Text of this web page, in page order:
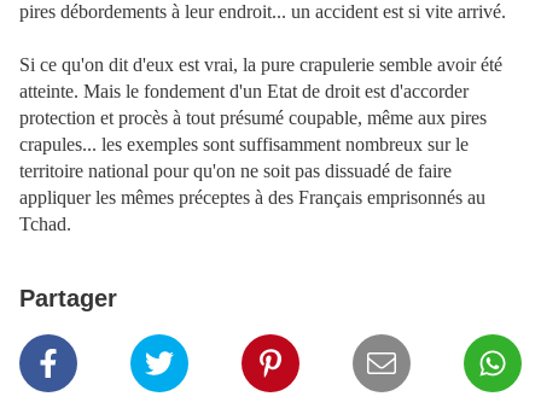
pires débordements à leur endroit... un accident est si vite arrivé.
Si ce qu'on dit d'eux est vrai, la pure crapulerie semble avoir été
atteinte. Mais le fondement d'un Etat de droit est d'accorder
protection et procès à tout présumé coupable, même aux pires
crapules... les exemples sont suffisamment nombreux sur le
territoire national pour qu'on ne soit pas dissuadé de faire
appliquer les mêmes préceptes à des Français emprisonnés au
Tchad.
Partager